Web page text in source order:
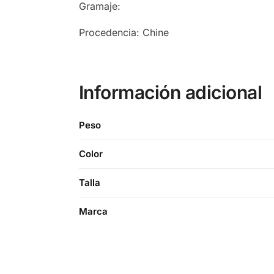
Gramaje:
Procedencia: Chine
Información adicional
Peso
Color
Talla
Marca